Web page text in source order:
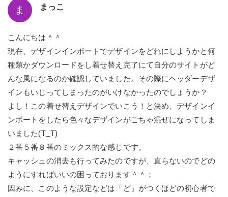
ま まっこ
こんにちは＾＾
現在、デザインインポートでデザインをどれにしようかと何
種類かダウンロードをし着せ替え完了にて自分のサイトがど
んな風になるのか確認していました。その際にヘッダーデザ
インもいじってしまったのがいけなかったのでしょうか？
よし！この着せ替えデザインでいこう！と決め、デザインイ
ンポートをしたら色々なデザインがごちゃ混ぜになってしま
いました(T_T)
２番５番８番のミックス的な感じです。
キャッシュの消去も行ってみたのですが、直らないのでどの
ようにすればいいの困っております＾＾；
因みに、このような設定などは「ど」がつくほどの初心者で